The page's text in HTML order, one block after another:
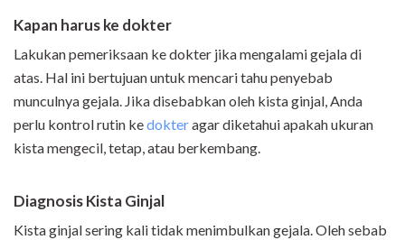
Kapan harus ke dokter
Lakukan pemeriksaan ke dokter jika mengalami gejala di
atas. Hal ini bertujuan untuk mencari tahu penyebab
munculnya gejala. Jika disebabkan oleh kista ginjal, Anda
perlu kontrol rutin kedokteragar diketahui apakah ukuran
kista mengecil, tetap, atau berkembang.
Diagnosis Kista Ginjal
Kista ginjal sering kali tidak menimbulkan gejala. Oleh sebab